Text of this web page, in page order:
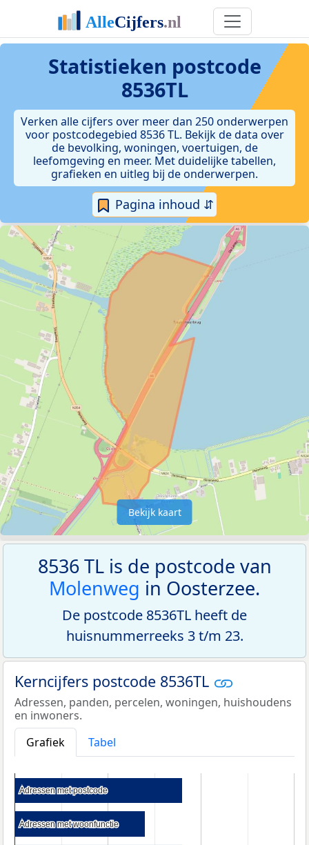
Statistieken postcode
8536TL
Verken alle cijfers over meer dan 250 onderwerpen
voor postcodegebied 8536 TL. Bekijk de data over
de bevolking, woningen, voertuigen, de
leefomgeving en meer. Met duidelijke tabellen,
grafieken en uitleg bij de onderwerpen.
Pagina inhoud ⇵
Bekijk kaart
8536 TL is de postcode van
Molenweg in Oosterzee.
De postcode 8536TL heeft de
huisnummerreeks 3 t/m 23.
Kerncijfers postcode 8536TL
Adressen, panden, percelen, woningen, huishoudens
en inwoners.
Grafiek
Tabel
Adressen met postcode
Adressen met postcode
Adressen met woonfunctie
Adressen met woonfunctie